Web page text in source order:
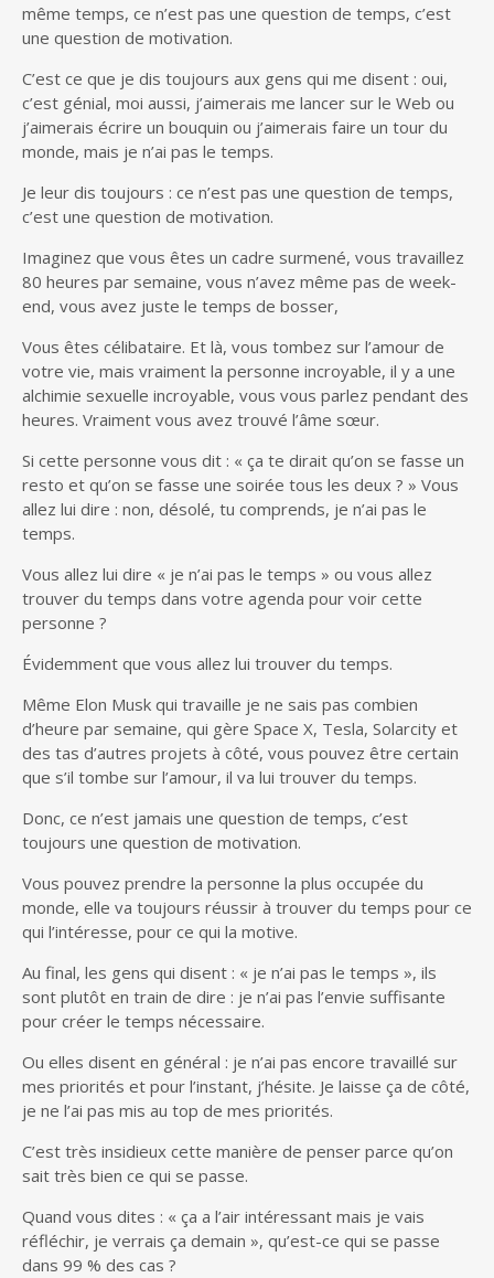
même temps, ce n’est pas une question de temps, c’est
une question de motivation.
C’est ce que je dis toujours aux gens qui me disent : oui,
c’est génial, moi aussi, j’aimerais me lancer sur le Web ou
j’aimerais écrire un bouquin ou j’aimerais faire un tour du
monde, mais je n’ai pas le temps.
Je leur dis toujours : ce n’est pas une question de temps,
c’est une question de motivation.
Imaginez que vous êtes un cadre surmené, vous travaillez
80 heures par semaine, vous n’avez même pas de week-
end, vous avez juste le temps de bosser,
Vous êtes célibataire. Et là, vous tombez sur l’amour de
votre vie, mais vraiment la personne incroyable, il y a une
alchimie sexuelle incroyable, vous vous parlez pendant des
heures. Vraiment vous avez trouvé l’âme sœur.
Si cette personne vous dit : « ça te dirait qu’on se fasse un
resto et qu’on se fasse une soirée tous les deux ? » Vous
allez lui dire : non, désolé, tu comprends, je n’ai pas le
temps.
Vous allez lui dire « je n’ai pas le temps » ou vous allez
trouver du temps dans votre agenda pour voir cette
personne ?
Évidemment que vous allez lui trouver du temps.
Même Elon Musk qui travaille je ne sais pas combien
d’heure par semaine, qui gère Space X, Tesla, Solarcity et
des tas d’autres projets à côté, vous pouvez être certain
que s’il tombe sur l’amour, il va lui trouver du temps.
Donc, ce n’est jamais une question de temps, c’est
toujours une question de motivation.
Vous pouvez prendre la personne la plus occupée du
monde, elle va toujours réussir à trouver du temps pour ce
qui l’intéresse, pour ce qui la motive.
Au final, les gens qui disent : « je n’ai pas le temps », ils
sont plutôt en train de dire : je n’ai pas l’envie suffisante
pour créer le temps nécessaire.
Ou elles disent en général : je n’ai pas encore travaillé sur
mes priorités et pour l’instant, j’hésite. Je laisse ça de côté,
je ne l’ai pas mis au top de mes priorités.
C’est très insidieux cette manière de penser parce qu’on
sait très bien ce qui se passe.
Quand vous dites : « ça a l’air intéressant mais je vais
réfléchir, je verrais ça demain », qu’est-ce qui se passe
dans 99 % des cas ?